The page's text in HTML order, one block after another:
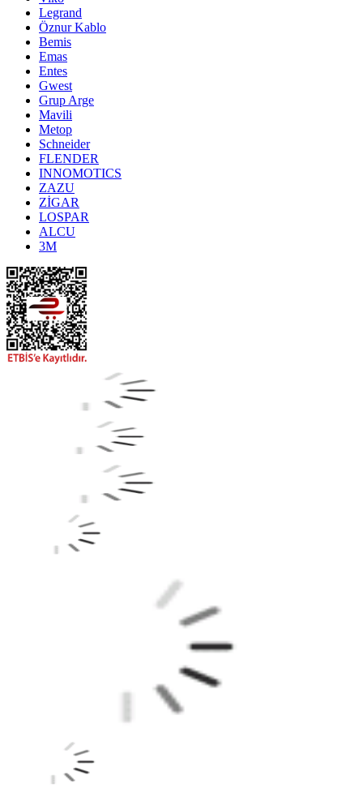
Legrand
Öznur Kablo
Bemis
Emas
Entes
Gwest
Grup Arge
Mavili
Metop
Schneider
FLENDER
INNOMOTICS
ZAZU
ZİGAR
LOSPAR
ALCU
3M